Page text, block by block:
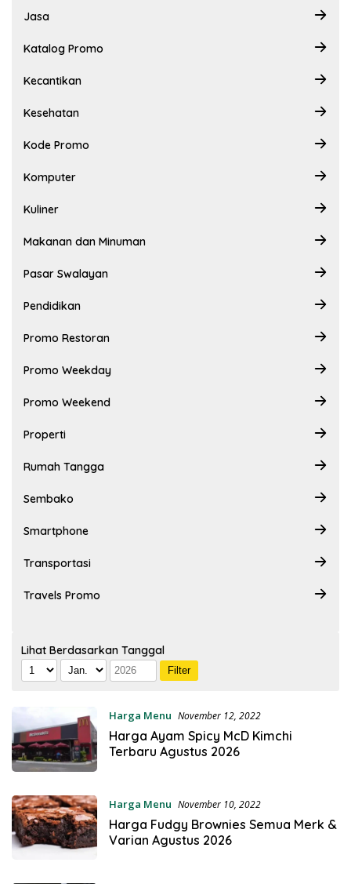
Jasa
Katalog Promo
Kecantikan
Kesehatan
Kode Promo
Komputer
Kuliner
Makanan dan Minuman
Pasar Swalayan
Pendidikan
Promo Restoran
Promo Weekday
Promo Weekend
Properti
Rumah Tangga
Sembako
Smartphone
Transportasi
Travels Promo
Lihat Berdasarkan Tanggal
Harga Menu November 12, 2022
Harga Ayam Spicy McD Kimchi
Terbaru Agustus 2026
Harga Menu November 10, 2022
Harga Fudgy Brownies Semua Merk &
Varian Agustus 2026